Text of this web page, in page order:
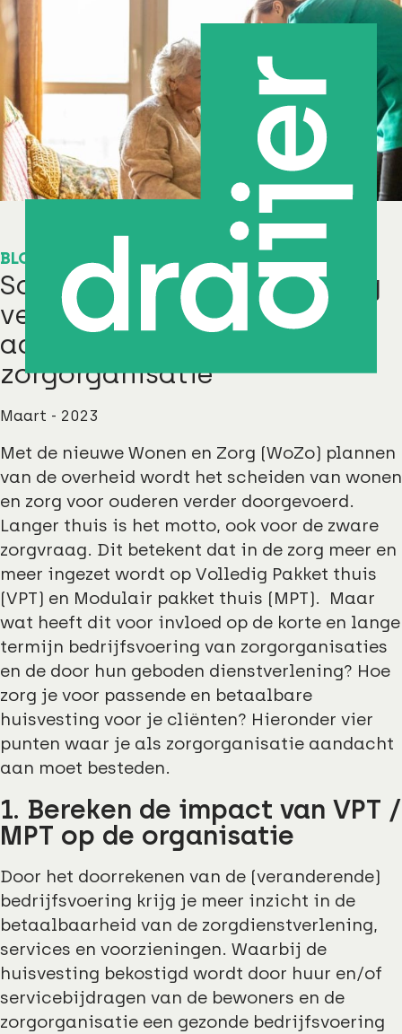
BLOG
Scheiden van Wonen en Zorg
verder doorvoeren? 4
aandachtspunten voor de
zorgorganisatie
Maart - 2023
Met de nieuwe Wonen en Zorg (WoZo) plannen
van de overheid wordt het scheiden van wonen
en zorg voor ouderen verder doorgevoerd.
Langer thuis is het motto, ook voor de zware
zorgvraag. Dit betekent dat in de zorg meer en
meer ingezet wordt op Volledig Pakket thuis
(VPT) en Modulair pakket thuis (MPT). Maar
wat heeft dit voor invloed op de korte en lange
termijn bedrijfsvoering van zorgorganisaties
en de door hun geboden dienstverlening? Hoe
zorg je voor passende en betaalbare
huisvesting voor je cliënten? Hieronder vier
punten waar je als zorgorganisatie aandacht
aan moet besteden.
1. Bereken de impact van VPT /
MPT op de organisatie
Door het doorrekenen van de (veranderende)
bedrijfsvoering krijg je meer inzicht in de
betaalbaarheid van de zorgdienstverlening,
services en voorzieningen. Waarbij de
huisvesting bekostigd wordt door huur en/of
servicebijdragen van de bewoners en de
zorgorganisatie een gezonde bedrijfsvoering